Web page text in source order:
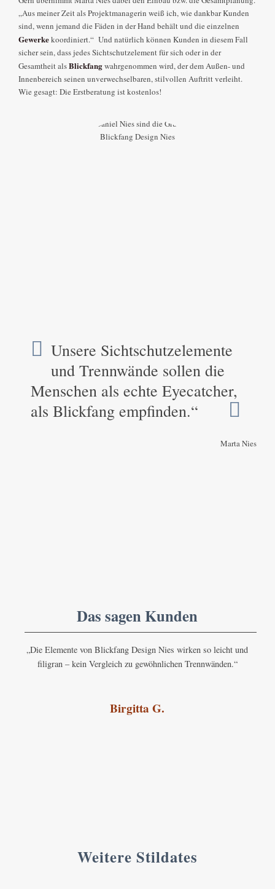
„Aus meiner Zeit als Projektmanagerin weiß ich, wie dankbar Kunden
sind, wenn jemand die Fäden in der Hand behält und die einzelnen
Gewerkekoordiniert.“ Und natürlich können Kunden in diesem Fall
sicher sein, dass jedes Sichtschutzelement für sich oder in der
Gesamtheit alsBlickfangwahrgenommen wird, der dem Außen- und
Innenbereich seinen unverwechselbaren, stilvollen Auftritt verleiht.
Wie gesagt: Die Erstberatung ist kostenlos!
Unsere Sichtschutzelemente
und Trennwände sollen die
Menschen als echte Eyecatcher,
als Blickfang empfinden.“
Marta Nies
Das sagen Kunden
„Die Elemente von Blickfang Design Nies wirken so leicht und
filigran – kein Vergleich zu gewöhnlichen Trennwänden.“
Birgitta G.
Weitere Stildates